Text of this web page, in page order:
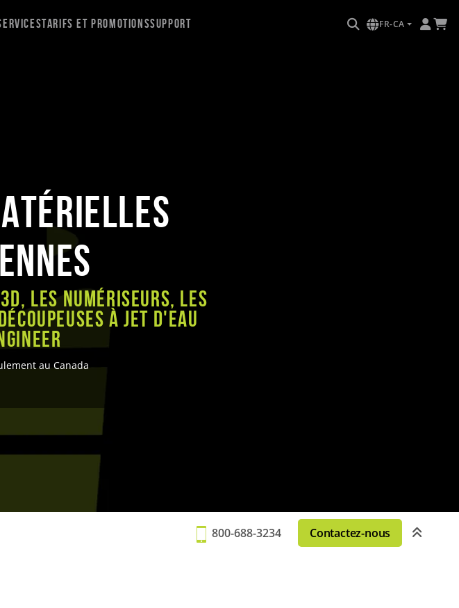
Tarifs et promotionsSupport FR-CA
les numériseurs, les
à jet d'eau
au Canada
800-688-3234 Contactez-nous